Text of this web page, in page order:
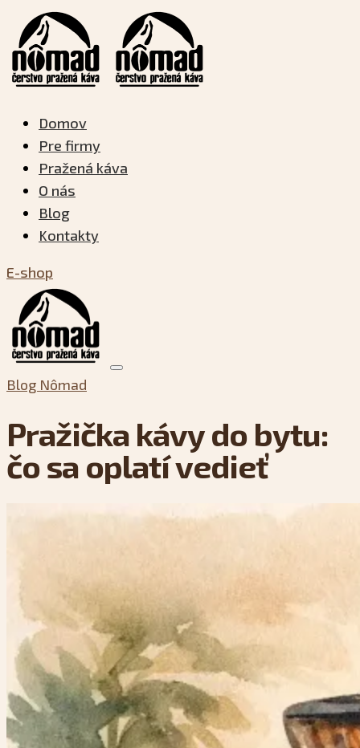
Domov
Pre firmy
Pražená káva
O nás
Blog
Kontakty
E-shop
Blog Nômad
Pražička kávy do bytu:
čo sa oplatí vedieť